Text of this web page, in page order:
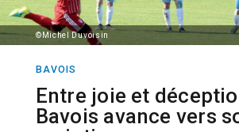
©Michel Duvoisin
BAVOIS
Entre joie et
Bavois avance vers